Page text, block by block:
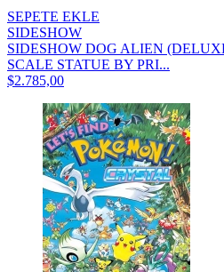
SEPETE EKLE
SIDESHOW
SIDESHOW DOG ALIEN
SCALE STATUE BY PRI...
$2.785,00